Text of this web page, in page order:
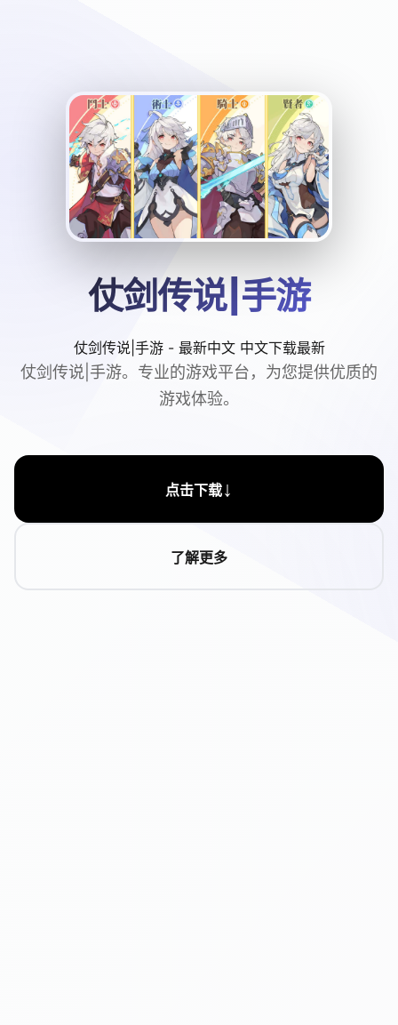
仗剑传说|手游
仗剑传说|手游 - 最新中文 中文下载最新
仗剑传说|手游。专业的游戏平台，为您提供优质的
游戏体验。
点击下载↓
了解更多